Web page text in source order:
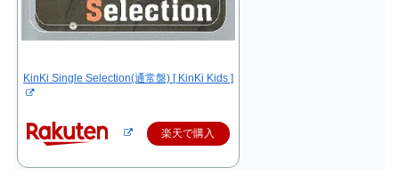
KinKi Single Selection(通常盤) [ KinKi Kids ]
楽天で購入